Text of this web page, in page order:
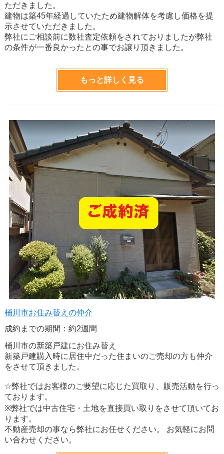
ただきました。
建物は築45年経過していたため建物解体を考慮し価格を提
示させていただきました。
弊社にご相談前に数社査定依頼をされておりましたが弊社
の条件が一番良かったとの事でお譲り頂きました。
もっと詳しく見る
桶川市お住み替えの仲介
成約までの期間：約2週間
桶川市の新築戸建にお住み替え
新築戸建購入時に居住中だった住まいのご売却の方も仲介
をさせて頂きました。
☆弊社ではお客様のご要望に応じた買取り、販売活動を行っ
ております。
※弊社では中古住宅・土地を直接買い取りをさせて頂いてお
ります。
不動産売却の事なら弊社にお任せください。 お気軽にお問
い合わせください。